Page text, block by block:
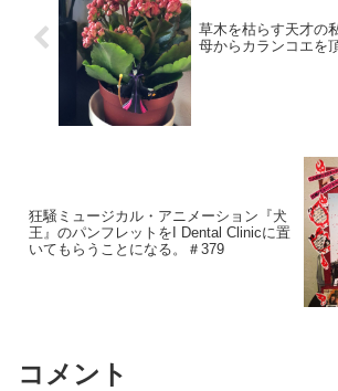
草木を枯らす天才の
母からカランコエを
狂騒ミュージカル・アニメーション『犬
王』のパンフレットをI Dental Clinicに置
いてもらうことになる。＃379
コメント